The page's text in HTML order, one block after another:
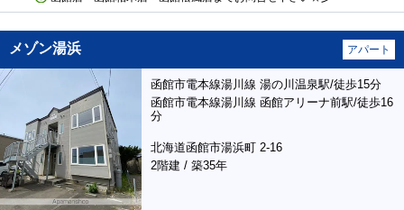
メゾン湯浜 アパート
函館市電本線湯川線 湯の川温泉駅/徒歩15分
函館市電本線湯川線 函館アリーナ前駅/徒歩16
分
北海道函館市湯浜町 2-16
2階建 / 築35年